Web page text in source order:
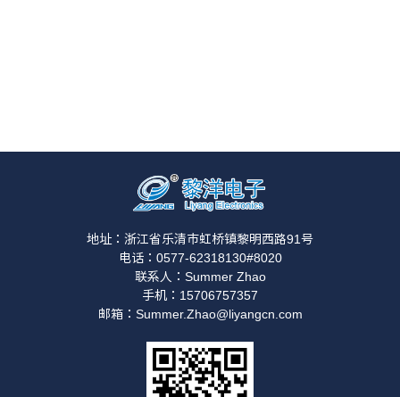
地址：浙江省乐清市虹桥镇黎明西路91号
电话：0577-62318130#8020
联系人：Summer Zhao
手机：15706757357
邮箱：Summer.Zhao@liyangcn.com